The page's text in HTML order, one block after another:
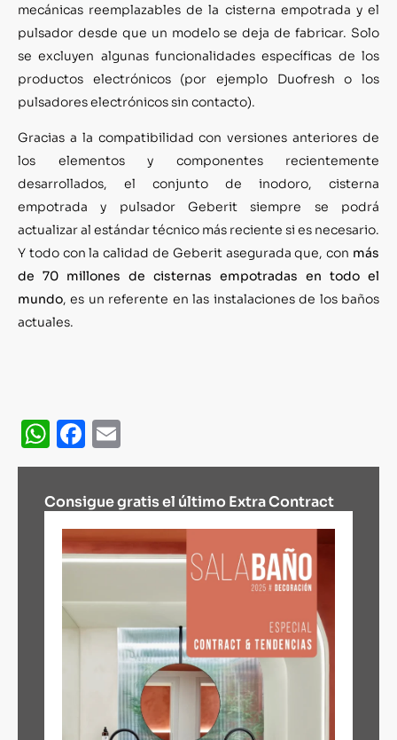
mecánicas reemplazables de la cisterna empotrada y el
pulsador desde que un modelo se deja de fabricar. Solo
se excluyen algunas funcionalidades específicas de los
productos electrónicos (por ejemplo Duofresh o los
pulsadores electrónicos sin contacto).
Gracias a la compatibilidad con versiones anteriores de
los elementos y componentes recientemente
desarrollados, el conjunto de inodoro, cisterna
empotrada y pulsador Geberit siempre se podrá
actualizar al estándar técnico más reciente si es necesario.
Y todo con la calidad de Geberit asegurada que, con más
de 70 millones de cisternas empotradas en todo el
mundo, es un referente en las instalaciones de los baños
actuales.
WhatsApp
Facebook
Consigue gratis el último Extra Contract